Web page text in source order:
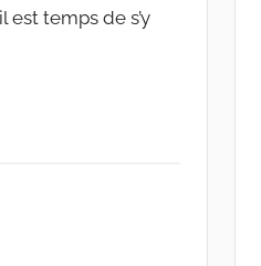
est temps de s’y